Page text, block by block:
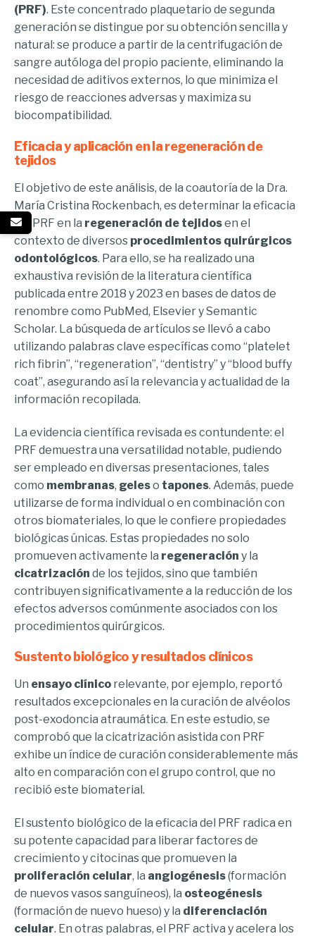
(PRF). Este concentrado plaquetario de segunda
generación se distingue por su obtención sencilla y
natural: se produce a partir de la centrifugación de
sangre autóloga del propio paciente, eliminando la
necesidad de aditivos externos, lo que minimiza el
riesgo de reacciones adversas y maximiza su
biocompatibilidad.
Eficacia y aplicación en la regeneración de
tejidos
El objetivo de este análisis, de la coautoría de la Dra.
María Cristina Rockenbach, es determinar la eficacia
del PRF en la regeneración de tejidosen el
contexto de diversos procedimientos quirúrgicos
odontológicos. Para ello, se ha realizado una
exhaustiva revisión de la literatura científica
publicada entre 2018 y 2023 en bases de datos de
renombre como PubMed, Elsevier y Semantic
Scholar. La búsqueda de artículos se llevó a cabo
utilizando palabras clave específicas como “platelet
rich fibrin”, “regeneration”, “dentistry” y “blood buffy
coat”, asegurando así la relevancia y actualidad de la
información recopilada.
La evidencia científica revisada es contundente: el
PRF demuestra una versatilidad notable, pudiendo
ser empleado en diversas presentaciones, tales
como membranas, geleso tapones. Además, puede
utilizarse de forma individual o en combinación con
otros biomateriales, lo que le confiere propiedades
biológicas únicas. Estas propiedades no solo
promueven activamente la regeneración y la
cicatrización de los tejidos, sino que también
contribuyen significativamente a la reducción de los
efectos adversos comúnmente asociados con los
procedimientos quirúrgicos.
Sustento biológico y resultados clínicos
Un ensayo clínico relevante, por ejemplo, reportó
resultados excepcionales en la curación de alvéolos
post-exodoncia atraumática. En este estudio, se
comprobó que la cicatrización asistida con PRF
exhibe un índice de curación considerablemente más
alto en comparación con el grupo control, que no
recibió este biomaterial.
El sustento biológico de la eficacia del PRF radica en
su potente capacidad para liberar factores de
crecimiento y citocinas que promueven la
proliferación celular, la angiogénesis(formación
de nuevos vasos sanguíneos), la osteogénesis
(formación de nuevo hueso) y la diferenciación
celular. En otras palabras, el PRF activa y acelera los